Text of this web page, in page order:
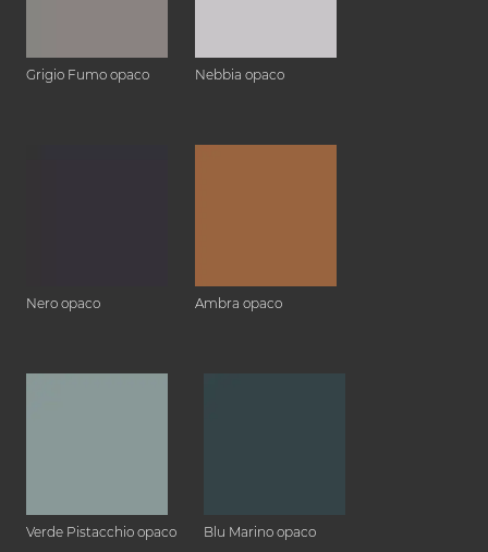
Grigio Fumo opaco Nebbia opaco
Nero opaco Ambra opaco
Verde Pistacchio opaco Blu Marino opaco